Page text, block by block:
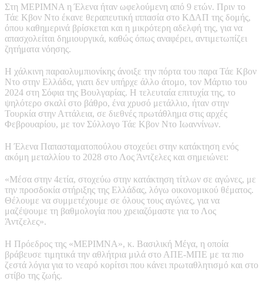
Στη ΜΕΡΙΜΝΑ η Έλενα ήταν ωφελούμενη από 9 ετών. Πριν το
Τάε Κβον Ντο έκανε θεραπευτική ιππασία στο ΚΔΑΠ της δομής,
όπου καθημερινά βρίσκεται και η μικρότερη αδελφή της, για να
απασχολείται δημιουργικά, καθώς όπως αναφέρει, αντιμετωπίζει
ζητήματα νόησης.
Η χάλκινη παραολυμπιονίκης άνοιξε την πόρτα του παρα Τάε Κβον
Ντο στην Ελλάδα, γιατι δεν υπήρχε άλλο άτομο, τον Μάρτιο του
2024 στη Σόφια της Βουλγαρίας. Η τελευταία επιτυχία της, το
ψηλότερο σκαλί στο βάθρο, ένα χρυσό μετάλλιο, ήταν στην
Τουρκία στην Αττάλεια, σε διεθνές πρωτάθλημα στις αρχές
Φεβρουαρίου, με τον Σύλλογο Τάε Κβον Ντο Ιωαννίνων.
Η Έλενα Παπασταματοπούλου στοχεύει στην κατάκτηση ενός
ακόμη μεταλλίου το 2028 στο Λος Άντζελες και σημειώνει:
«Μέσα στην 4ετία, στοχεύω στην κατάκτηση τίτλων σε αγώνες, με
την προσδοκία στήριξης της Ελλάδας, λόγω οικονομικού θέματος.
Θέλουμε να συμμετέχουμε σε όλους τους αγώνες, για να
μαζέψουμε τη βαθμολογία που χρειαζόμαστε για το Λος
Άντζελες».
Η Πρόεδρος της «ΜΕΡΙΜΝΑ», κ. Βασιλική Μέγα, η οποία
βράβευσε τιμητικά την αθλήτρια μιλά στο ΑΠΕ-ΜΠΕ με τα πιο
ζεστά λόγια για το νεαρό κορίτσι που κάνει πρωταθλητισμό και στο
στίβο της ζωής.